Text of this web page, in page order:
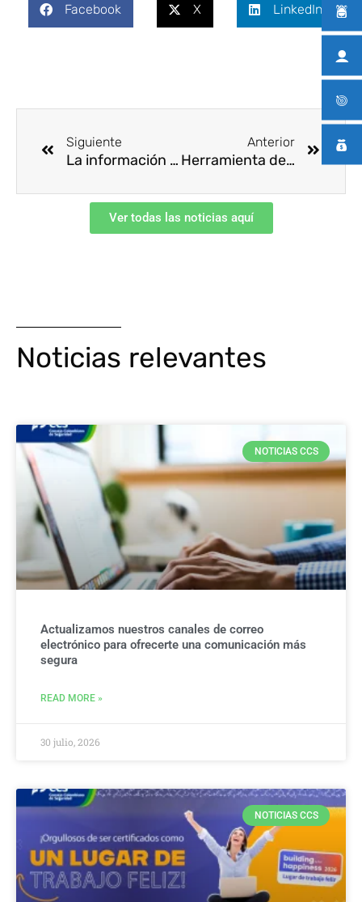
Facebook X LinkedIn
Siguiente
La información es la guía para ir tomando y adaptando medidas
Anterior
​​Herramienta de Autoevaluación Dto 2157 de 2017​
Ver todas las noticias aquí
Noticias relevantes
NOTICIAS CCS
Actualizamos nuestros canales de correo
electrónico para ofrecerte una comunicación más
segura
READ MORE »
30 julio, 2026
NOTICIAS CCS